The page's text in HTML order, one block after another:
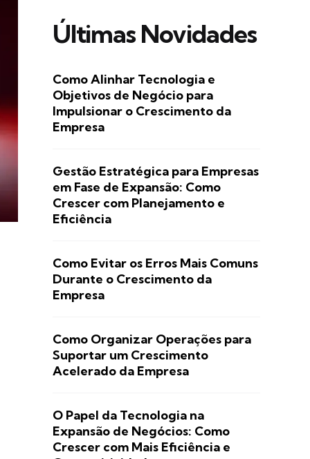
Últimas Novidades
Como Alinhar Tecnologia e
Objetivos de Negócio para
Impulsionar o Crescimento da
Empresa
Gestão Estratégica para Empresas
em Fase de Expansão: Como
Crescer com Planejamento e
Eficiência
Como Evitar os Erros Mais Comuns
Durante o Crescimento da
Empresa
Como Organizar Operações para
Suportar um Crescimento
Acelerado da Empresa
O Papel da Tecnologia na
Expansão de Negócios: Como
Crescer com Mais Eficiência e